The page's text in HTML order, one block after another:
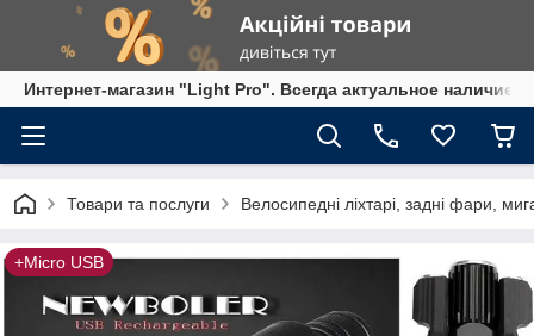
Интернет-магазин "Light Pro". Всегда актуальное
Товари та послуги Велосипедні ліхтарі, задні фари,
+Micro USB